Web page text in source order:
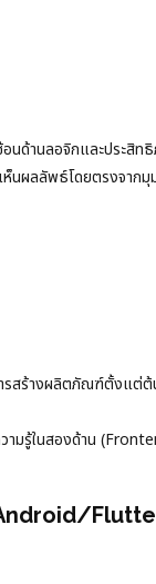
นด้านลอจิกและประสิท
ห็นผลลัพธ์โดยตรงจาก
รสร้างผลิตภัณฑ์ตั้งแต่
ามรู้ในสองด้าน